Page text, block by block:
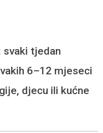
tjedan
6–12 mjeseci
djecu ili kućne